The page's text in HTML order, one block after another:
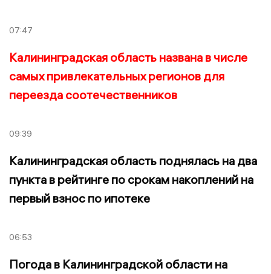
07:47
Калининградская область названа в числе
самых привлекательных регионов для
переезда соотечественников
09:39
Калининградская область поднялась на два
пункта в рейтинге по срокам накоплений на
первый взнос по ипотеке
06:53
Погода в Калининградской области на